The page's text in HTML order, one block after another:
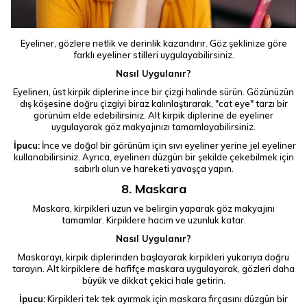
Eyeliner, gözlere netlik ve derinlik kazandırır. Göz şeklinize göre
farklı eyeliner stilleri uygulayabilirsiniz.
Nasıl Uygulanır?
Eyelinerı, üst kirpik diplerine ince bir çizgi halinde sürün. Gözünüzün
dış köşesine doğru çizgiyi biraz kalınlaştırarak, "cat eye" tarzı bir
görünüm elde edebilirsiniz. Alt kirpik diplerine de eyeliner
uygulayarak göz makyajınızı tamamlayabilirsiniz.
İpucu: İnce ve doğal bir görünüm için sıvı eyeliner yerine jel eyeliner
kullanabilirsiniz. Ayrıca, eyelinerı düzgün bir şekilde çekebilmek için
sabırlı olun ve hareketi yavaşça yapın.
8. Maskara
Maskara, kirpikleri uzun ve belirgin yaparak göz makyajını
tamamlar. Kirpiklere hacim ve uzunluk katar.
Nasıl Uygulanır?
Maskarayı, kirpik diplerinden başlayarak kirpikleri yukarıya doğru
tarayın. Alt kirpiklere de hafifçe maskara uygulayarak, gözleri daha
büyük ve dikkat çekici hale getirin.
İpucu:Kirpikleri tek tek ayırmak için maskara fırçasını düzgün bir